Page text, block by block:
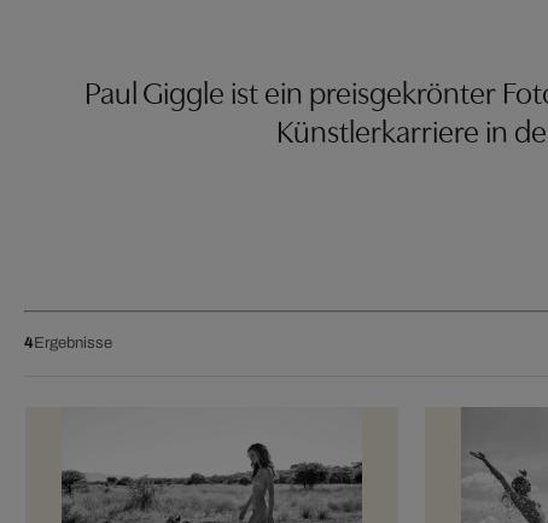
Paul Giggle ist ein preisgekrönter
Künstlerkarriere in
4Ergebnisse